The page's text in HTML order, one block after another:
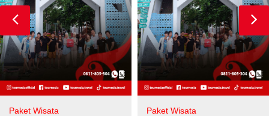
Paket Wisata Paket Wisata